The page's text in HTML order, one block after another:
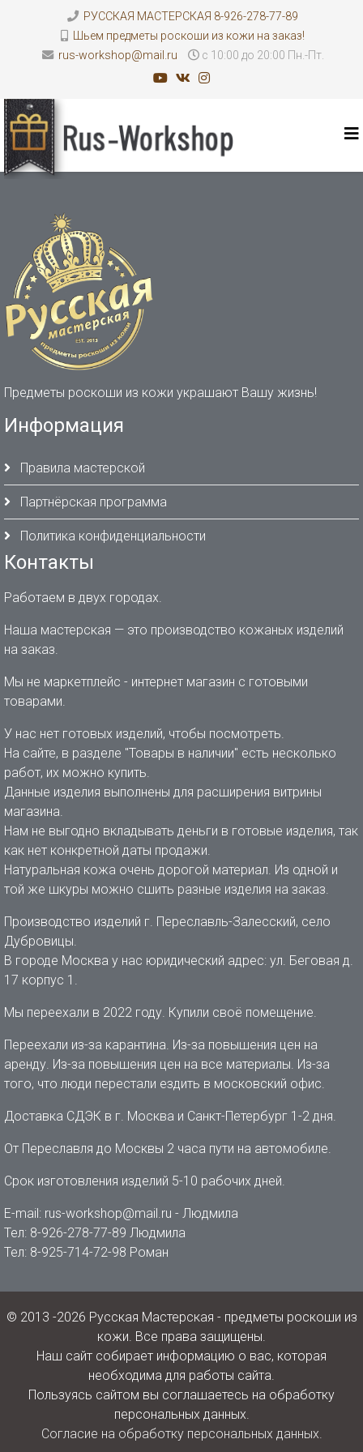
РУССКАЯ МАСТЕРСКАЯ 8-926-278-77-89
Шьем предметы роскоши из кожи на заказ!
rus-workshop@mail.ru
с 10:00 до 20:00 Пн.-Пт.
Предметы роскоши из кожи украшают Вашу жизнь!
Информация
Правила мастерской
Партнёрская программа
Политика конфиденциальности
Контакты
Работаем в двух городах.
Наша мастерская — это производство кожаных изделий
на заказ.
Мы не маркетплейс - интернет магазин с готовыми
товарами.
У нас нет готовых изделий, чтобы посмотреть.
На сайте, в разделе "Товары в наличии" есть несколько
работ, их можно купить.
Данные изделия выполнены для расширения витрины
магазина.
Нам не выгодно вкладывать деньги в готовые изделия, так
как нет конкретной даты продажи.
Натуральная кожа очень дорогой материал. Из одной и
той же шкуры можно сшить разные изделия на заказ.
Производство изделий г. Переславль-Залесский, село
Дубровицы.
В городе Москва у нас юридический адрес: ул. Беговая д.
17 корпус 1.
Мы переехали в 2022 году. Купили своё помещение.
Переехали из-за карантина. Из-за повышения цен на
аренду. Из-за повышения цен на все материалы. Из-за
того, что люди перестали ездить в московский офис.
Доставка СДЭК в г. Москва и Санкт-Петербург 1-2 дня.
От Переславля до Москвы 2 часа пути на автомобиле.
Срок изготовления изделий 5-10 рабочих дней.
E-mail: rus-workshop@mail.ru - Людмила
Тел: 8-926-278-77-89 Людмила
Тел: 8-925-714-72-98 Роман
© 2013 -2026 Русская Мастерская - предметы роскоши из
кожи. Все права защищены.
Наш сайт собирает информацию о вас, которая
необходима для работы сайта.
Пользуясь сайтом вы соглашаетесь на обработку
персональных данных.
Согласие на обработку персональных данных.